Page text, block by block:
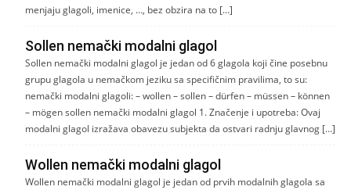
menjaju glagoli, imenice, …, bez obzira na to […]
Sollen nemački modalni glagol
Sollen nemački modalni glagol je jedan od 6 glagola koji čine posebnu
grupu glagola u nemačkom jeziku sa specifičnim pravilima, to su:
nemački modalni glagoli: – wollen – sollen – dürfen – müssen – können
– mögen sollen nemački modalni glagol 1. Značenje i upotreba: Ovaj
modalni glagol izražava obavezu subjekta da ostvari radnju glavnog […]
Wollen nemački modalni glagol
Wollen nemački modalni glagol je jedan od prvih modalnih glagola sa